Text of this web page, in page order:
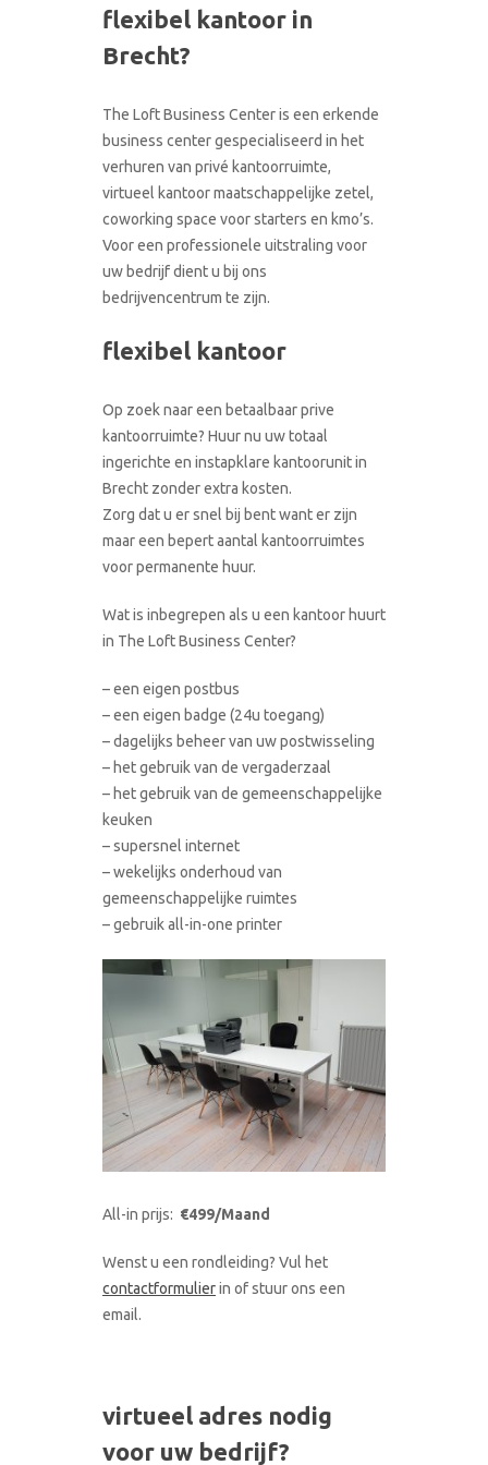
CONTACT
flexibel kantoor in
Brecht?
The Loft Business Center is een erkende
business center gespecialiseerd in het
verhuren van privé kantoorruimte,
virtueel kantoor maatschappelijke zetel,
coworking space voor starters en kmo’s.
Voor een professionele uitstraling voor
uw bedrijf dient u bij ons
bedrijvencentrum te zijn.
flexibel kantoor
Op zoek naar een betaalbaar prive
kantoorruimte? Huur nu uw totaal
ingerichte en instapklare kantoorunit in
Brecht zonder extra kosten.
Zorg dat u er snel bij bent want er zijn
maar een bepert aantal kantoorruimtes
voor permanente huur.
Wat is inbegrepen als u een kantoor huurt
in The Loft Business Center?
– een eigen postbus
– een eigen badge (24u toegang)
– dagelijks beheer van uw postwisseling
– het gebruik van de vergaderzaal
– het gebruik van de gemeenschappelijke
keuken
– supersnel internet
– wekelijks onderhoud van
gemeenschappelijke ruimtes
– gebruik all-in-one printer
All-in prijs: €499/Maand
Wenst u een rondleiding? Vul het
contactformulierin of stuur ons een
email.
virtueel adres nodig
voor uw bedrijf?